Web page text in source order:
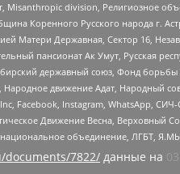
Misanthropic division, Религиозное
Коренного Русского народа г.
Матери Державная, Сектор 16,
пансионат Ак Умут, Русская
державный союз, Фонд
движение Адат, Народный
Facebook, Instagram, WhatsApp,
Движение Весна, Верховный
национальное объединение, ЛГБТ,
7822/ данные на